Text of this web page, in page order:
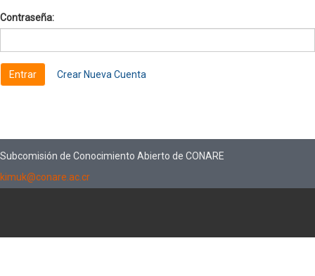
Contraseña:
Crear Nueva Cuenta
Subcomisión de Conocimiento Abierto de CONARE
kimuk@conare.ac.cr